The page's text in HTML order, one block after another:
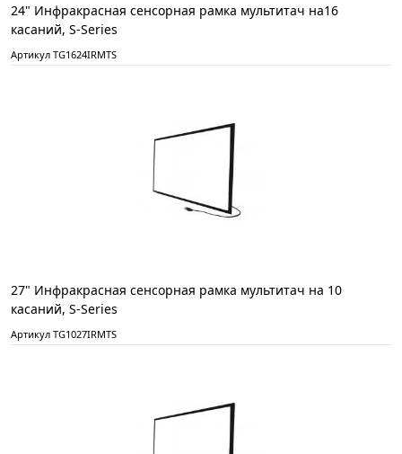
24" Инфракрасная сенсорная рамка мультитач на16
касаний, S-Series
Артикул TG1624IRMTS
27" Инфракрасная сенсорная рамка мультитач на 10
касаний, S-Series
Артикул TG1027IRMTS